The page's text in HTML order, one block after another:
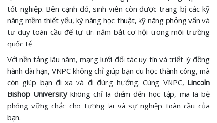
tốt nghiệp. Bên cạnh đó, sinh viên còn được trang bị các kỹ
năng mềm thiết yếu, kỹ năng học thuật, kỹ năng phỏng vấn và
tư duy toàn cầu để tự tin nắm bắt cơ hội trong môi trường
quốc tế.
Với nền tảng lâu năm, mạng lưới đối tác uy tín và triết lý đồng
hành dài hạn, VNPC không chỉ giúp bạn du học thành công, mà
còn giúp bạn đi xa và đi đúng hướng. Cùng VNPC, Lincoln
Bishop Universitykhông chỉ là điểm đến học tập, mà là bệ
phóng vững chắc cho tương lai và sự nghiệp toàn cầu của
bạn.